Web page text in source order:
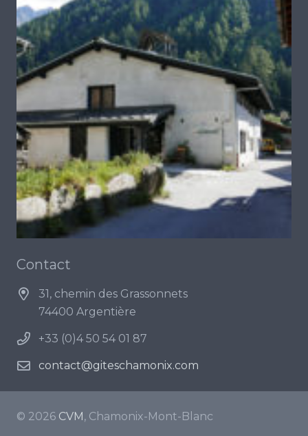
Contact
31, chemin des Grassonnets
74400 Argentière
+33 (0)4 50 54 01 87
contact@giteschamonix.com
© 2026 CVM, Chamonix-Mont-Blanc